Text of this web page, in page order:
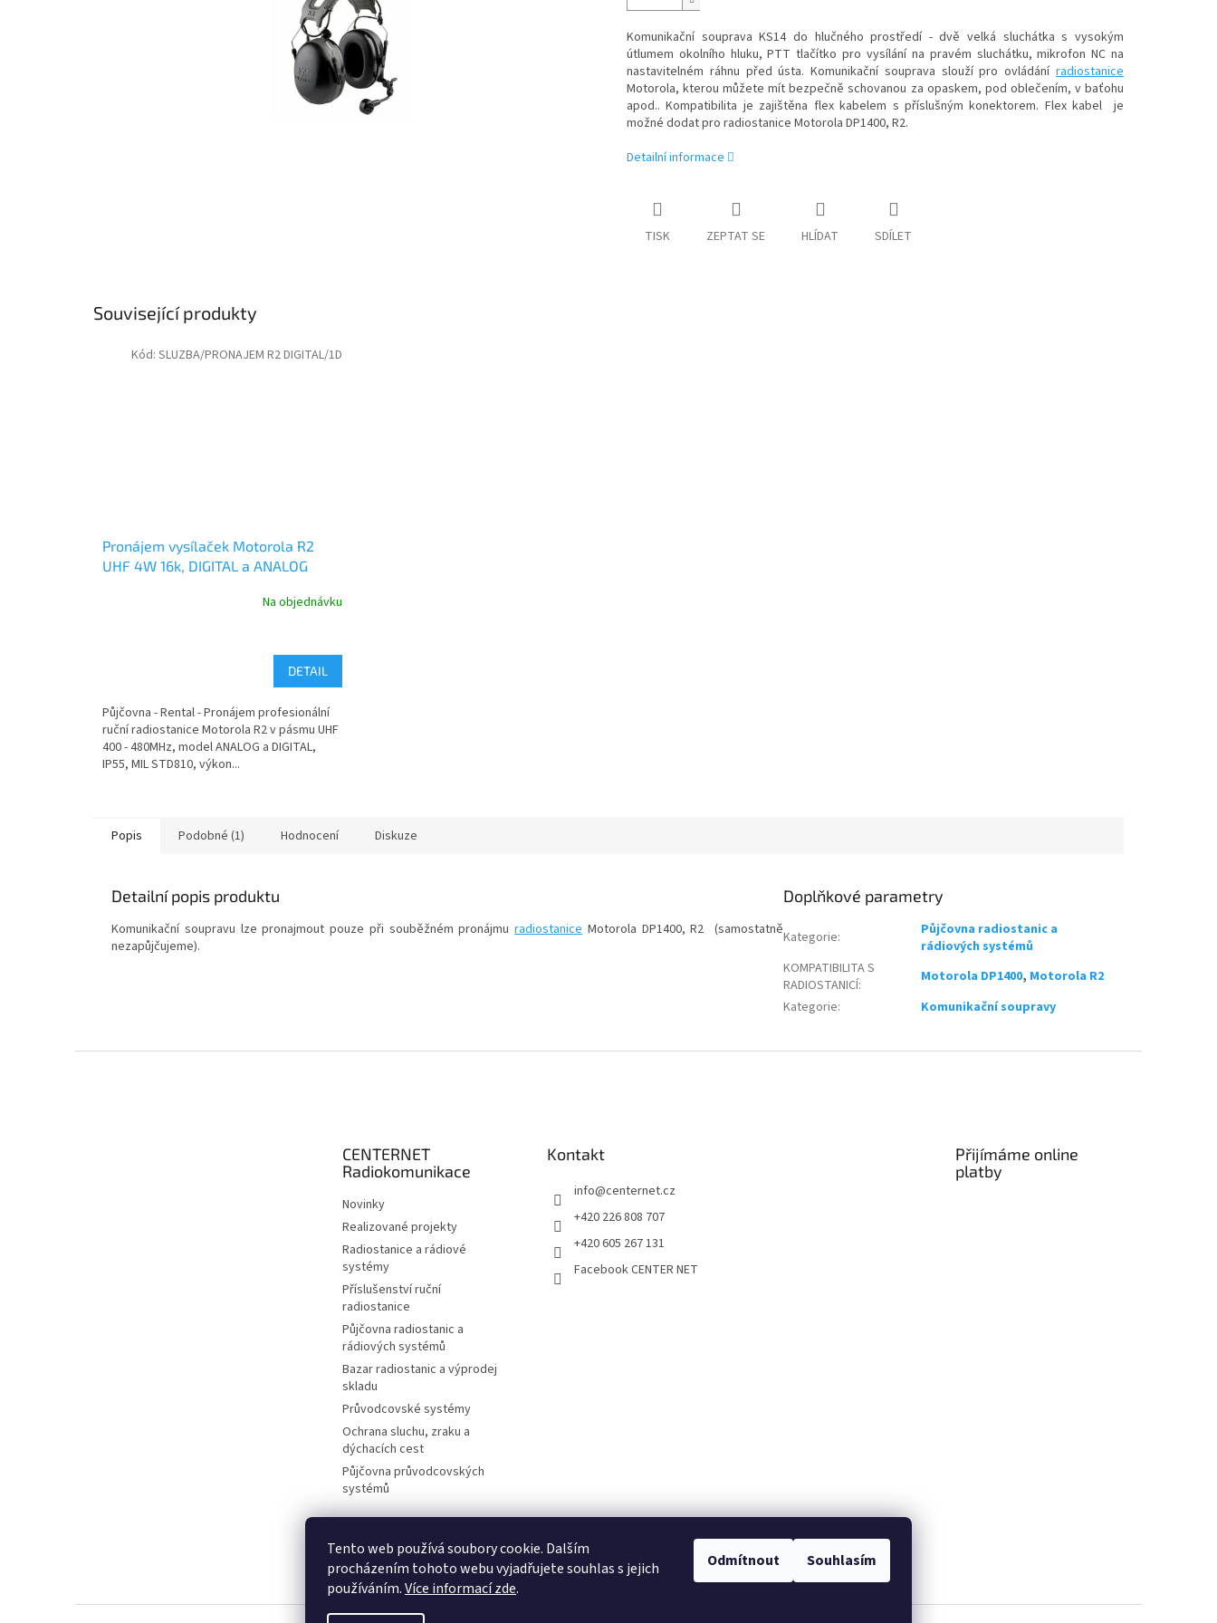
Tento web používá soubory cookie. Dalším
procházením tohoto webu vyjadřujete souhlas s jejich
používáním.Více informací zde.
Odmítnout Souhlasím
Komunikační souprava KS14 do hlučného prostředí - dvě velká sluchátka s vysokým
útlumem okolního hluku, PTT tlačítko pro vysílání na pravém sluchátku, mikrofon NC na
nastavitelném ráhnu před ústa. Komunikační souprava slouží pro ovládání radiostanice
Motorola, kterou můžete mít bezpečně schovanou za opaskem, pod oblečením, v baťohu
apod..Kompatibilita je zajištěna flex kabelem s příslušným konektorem. Flex kabel je
možné dodat pro radiostanice Motorola DP1400, R2.
Detailní informace
TISK ZEPTAT SE HLÍDAT SDÍLET
Související produkty
Pronájem vysílaček Motorola R2
UHF 4W 16k, DIGITAL a ANALOG
Na objednávku
DETAIL
Půjčovna - Rental - Pronájem profesionální
ruční radiostanice Motorola R2 v pásmu UHF
400 - 480MHz, model ANALOG a DIGITAL,
IP55, MIL STD810, výkon...
Kód: SLUZBA/PRONAJEM R2 DIGITAL/1D
Popis Podobné (1) Hodnocení Diskuze
Detailní popis produktu
Komunikační soupravu lze pronajmout pouze při souběžném pronájmuradiostanice Motorola DP1400, R2 (samostatně
nezapůjčujeme).
Doplňkové parametry
Kategorie:
Půjčovna radiostanic a
rádiových systémů
KOMPATIBILITA S
RADIOSTANICÍ: Motorola DP1400, Motorola R2
Kategorie: Komunikační soupravy
CENTERNET
Radiokomunikace
Novinky
Realizované projekty
Radiostanice a rádiové
systémy
Příslušenství ruční
radiostanice
Půjčovna radiostanic a
rádiových systémů
Bazar radiostanic a výprodej
skladu
Průvodcovské systémy
Ochrana sluchu, zraku a
dýchacích cest
Půjčovna průvodcovských
systémů
Kontakt
info@centernet.cz
+420 226 808 707
+420 605 267 131
Facebook CENTER NET
Přijímáme online
platby
Motorolasolutions.com Meder.de Imtradex.de Citytourguide.at Peltor.com